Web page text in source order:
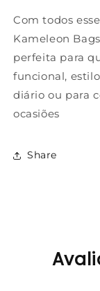
Com todos
Kameleon
perfeita para
funcional,
diário ou para
ocasiões
Share